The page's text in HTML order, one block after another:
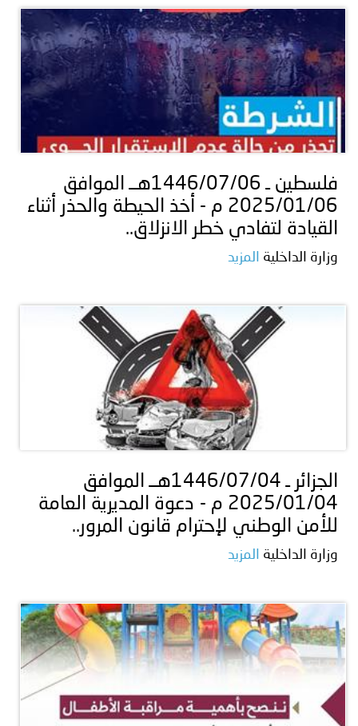
فلسطين ـ 1446/07/06هــ الموافق
2025/01/06 م - أخذ الحيطة والحذر أثناء
القيادة لتفادي خطر الانزلاق..
وزارة الداخلية المزيد
الجزائر ـ 1446/07/04هــ الموافق
2025/01/04 م - دعوة المديرية العامة
للأمن الوطني لإحترام قانون المرور..
وزارة الداخلية المزيد